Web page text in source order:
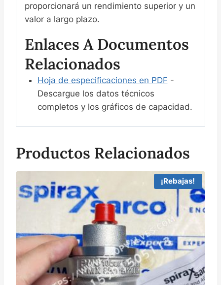
proporcionará un rendimiento superior y un
valor a largo plazo.
Enlaces A Documentos
Relacionados
Hoja de especificaciones en PDF -
Descargue los datos técnicos
completos y los gráficos de capacidad.
Productos Relacionados
¡Rebajas!